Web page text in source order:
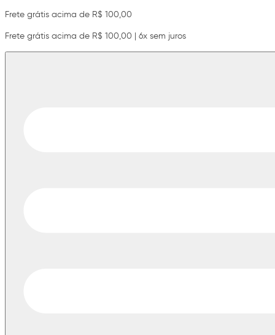
Frete grátis acima de R$ 100,00
Frete grátis acima de R$ 100,00 | 6x sem juros